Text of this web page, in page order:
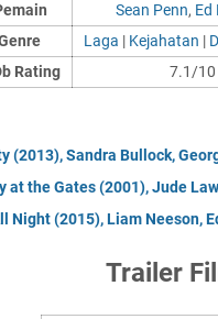
Sean Penn, Ed
Laga | Kejahatan |
Rating
7.1/10
(2013), Sandra Bullock,
at the Gates (2001), Jude
Night (2015), Liam Neeson,
Trailer